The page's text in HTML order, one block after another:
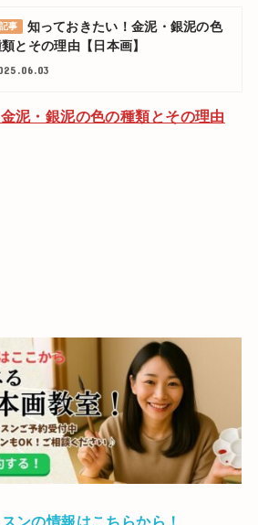
事
知っておきたい！金泥・銀泥の色
とその理由【日本画】
泥・銀泥の色の種類とその理由
ンの情報はこちらから！